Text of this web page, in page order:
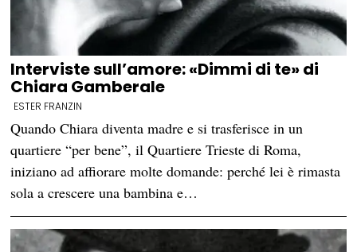
Interviste sull’amore: «Dimmi di te» di
Chiara Gamberale
ESTER FRANZIN
Quando Chiara diventa madre e si trasferisce in un
quartiere “per bene”, il Quartiere Trieste di Roma,
iniziano ad affiorare molte domande: perché lei è rimasta
sola a crescere una bambina e…